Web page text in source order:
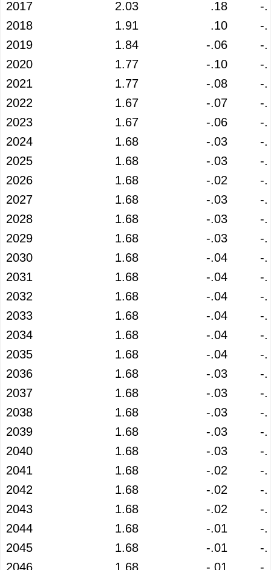
2017
2.03 .18
-
2018
1.91 .10
-
2019
1.84 -.06
-
2020
1.77 -.10
-
2021
1.77 -.08
-
2022
1.67 -.07
-
2023
1.67 -.06
-
2024
1.68 -.03
-
2025
1.68 -.03
-
2026
1.68 -.02
-
2027
1.68 -.03
-
2028
1.68 -.03
-
2029
1.68 -.03
-
2030
1.68 -.04
-
2031
1.68 -.04
-
2032
1.68 -.04
-
2033
1.68 -.04
-
2034
1.68 -.04
-
2035
1.68 -.04
-
2036
1.68 -.03
-
2037
1.68 -.03
-
2038
1.68 -.03
-
2039
1.68 -.03
-
2040
1.68 -.03
-
2041
1.68 -.02
-
2042
1.68 -.02
-
2043
1.68 -.02
-
2044
1.68 -.01
-
2045
1.68 -.01
-
2046
1.68 -.01 -